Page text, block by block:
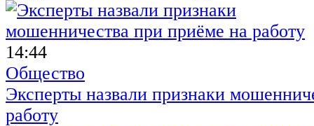
14:44
Общество
Эксперты назвали признаки
работу